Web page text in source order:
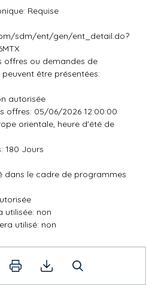
Requise
sdm/ent/gen/ent_detail.do?
offres ou demandes de
être présentées:
autorisée
offres: 05/06/2026 12:00:00
orientale, heure d'été de
180 Jours
dans le cadre de programmes
utilisée: non
utilisé: non